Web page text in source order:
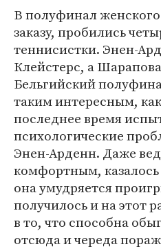
В полуфинал
заказу, пробились
теннисистки. Энен-
Клейстерс, а
Бельгийский
таким интересным,
последнее время
психологические
Энен-Арденн. Даже
комфортным,
она умудряется
получилось и на этот
в то, что способна
отсюда и череда